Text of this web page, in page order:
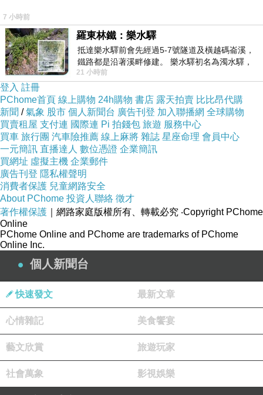
把月亮公車＆101大樓一起合照
這個景點已經好多年了 人潮不多 可以慢慢看 不太需
7 小時前
羅東林鐵：樂水驛
抵達樂水驛前會先經過5-7號隧道及橫越碼崙溪，
鐵路都是沿著溪畔修建。 樂水驛初名為濁水驛，
但因與臺鐵集集線車站同名，於1953
21 小時前
登入 註冊
PChome首頁 線上購物 24h購物 書店 露天拍賣 比比昂代購
新聞 /氣象 股市 個人新聞台 廣告刊登 加入聯播網 全球購物
買賣租屋 支付連 國際連 Pi 拍錢包 旅遊 服務中心
買車 旅行團 汽車險推薦 線上麻將 雜誌 星座命理 會員中心
一元簡訊 直播達人 數位憑證 企業簡訊
買網址 虛擬主機 企業郵件
廣告刊登 隱私權聲明
消費者保護 兒童網路安全
About PChome 投資人聯絡 徵才
著作權保護 ｜網路家庭版權所有、轉載必究 ‧Copyright PChome
Online
PChome Online and PChome are trademarks of PChome
Online Inc.
個人新聞台
快速發文 最新文章
心情雜記 美食饗宴
藝文欣賞 旅遊玩家
社會萬象 影視娛樂